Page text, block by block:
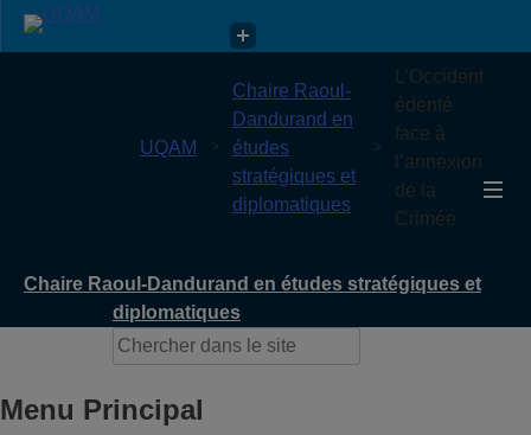
Chaire Raoul-Dandurand en études stratégiques et
UQAM
Chaire Raoul-
Dandurand en
études
stratégiques et
diplomatiques
L’Occident
édenté
face à
l’annexion
de la
Crimée
Chaire Raoul-Dandurand en études stratégiques et
diplomatiques
Menu Principal